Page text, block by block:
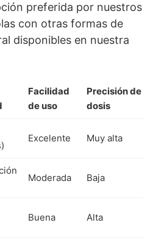
preferida por nuestros
con otras formas de
disponibles en nuestra
Facilidad
de uso
Precisión de
dosis
Excelente Muy alta
Moderada Baja
Buena Alta